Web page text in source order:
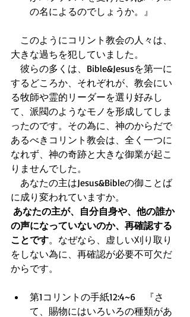
の名によるのでしょうか。』
このようにコリント教会の人々は、
大きな過ちを犯していました。
彼らの多くは、Bible&Jesusを第一に
するどころか、それぞれが、教会にい
る牧師や霊的リーダーを選り好みし
て、派閥のようなモノを形成してしま
ったのです。その為に、神のからだで
あるべきコリント教会は、全く一つに
なれず、神の奇跡と大きな御業が起こ
りませんでした。
あなたの主はJesus&Bibleの御ことば
に成り変われていますか。
あなたの主が、自分自身や、他の誰か
の声になっていないのか、再確認する
ことです。なぜなら、虚しい刈り取り
をしない為に、再確認が必要不可欠だ
からです。
第1コリントの手紙12:4~6　『さ
て、賜物にはいろいろの種類があ